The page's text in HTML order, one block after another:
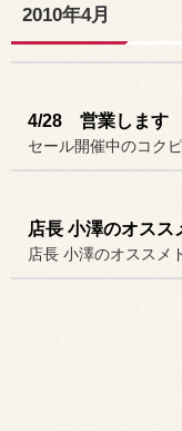
2010年4月
4/28 営業します
店長 小澤のオスス
店長 小澤のオススメ